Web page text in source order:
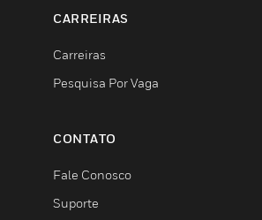
CARREIRAS
Carreiras
Pesquisa Por Vaga
CONTATO
Fale Conosco
Suporte